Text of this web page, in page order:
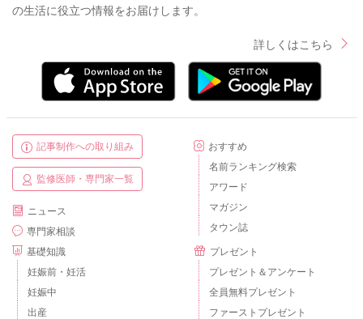
の生活に役立つ情報をお届けします。
詳しくはこちら
記事制作への取り組み
監修医師・専門家一覧
ニュース
専門家相談
基礎知識
妊娠前・妊活
妊娠中
出産
おすすめ
名前ランキング検索
アワード
マガジン
タウン誌
プレゼント
プレゼント＆アンケート
全員無料プレゼント
ファーストプレゼント